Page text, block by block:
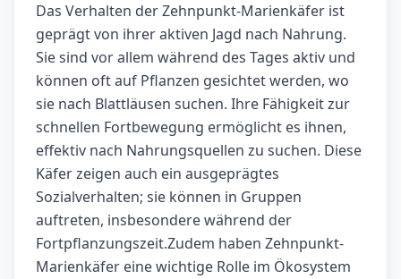
Das Verhalten der Zehnpunkt-Marienkäfer ist
geprägt von ihrer aktiven Jagd nach Nahrung.
Sie sind vor allem während des Tages aktiv und
können oft auf Pflanzen gesichtet werden, wo
sie nach Blattläusen suchen. Ihre Fähigkeit zur
schnellen Fortbewegung ermöglicht es ihnen,
effektiv nach Nahrungsquellen zu suchen. Diese
Käfer zeigen auch ein ausgeprägtes
Sozialverhalten; sie können in Gruppen
auftreten, insbesondere während der
Fortpflanzungszeit.Zudem haben Zehnpunkt-
Marienkäfer eine wichtige Rolle im Ökosystem